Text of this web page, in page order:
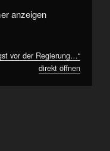
anzeigen
vor der Regierung…“
direkt öffnen